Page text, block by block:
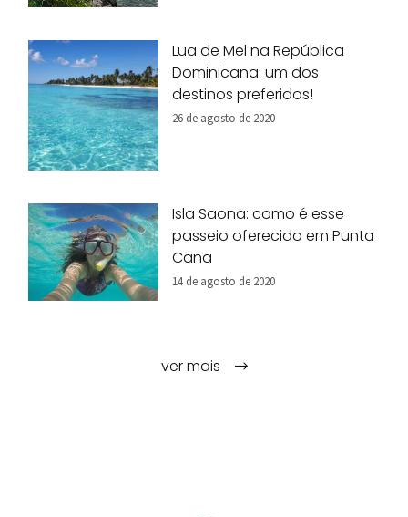
Lua de Mel na República
Dominicana: um dos
destinos preferidos!
26 de agosto de 2020
Isla Saona: como é esse
passeio oferecido em Punta
Cana
14 de agosto de 2020
ver mais